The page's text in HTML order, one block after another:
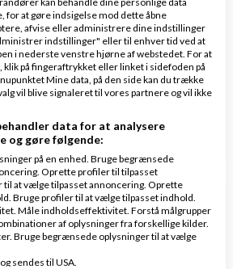
kr pr mdr.
abb +fastnet nr og mulighed for
mere
Svar
Skrevet29-12-2019
for at gøre indsigelse mod dette åbne
afvise eller administrere dine indstillinger
indstillinger" eller til enhver tid ved at
i nederste venstre hjørne af webstedet. For at
på fingeraftrykket eller linket i sidefoden på
Mine data, på den side kan du trække
vil blive signaleret til vores partnere og vil ikke
data for at analysere
og gøre følgende:
på en enhed. Bruge begrænsede
Oprette profiler til tilpasset
at vælge tilpasset annoncering. Oprette
Bruge profiler til at vælge tilpasset indhold.
Måle indholdseffektivitet. Forstå målgrupper
af oplysninger fra forskellige kilder.
Bruge begrænsede oplysninger til at vælge
sendes til USA.